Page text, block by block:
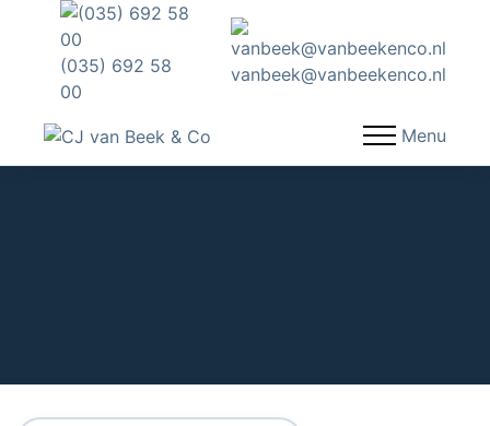
(035) 692 58
00
vanbeek@vanbeekenco.nl
Menu